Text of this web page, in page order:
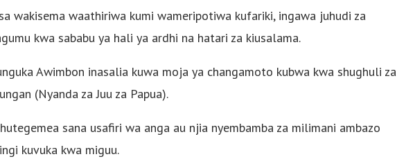
wakisema waathiriwa kumi wameripotiwa kufariki, ingawa juhudi za
kwa sababu ya hali ya ardhi na hatari za kiusalama.
Awimbon inasalia kuwa moja ya changamoto kubwa kwa shughuli za
(Nyanda za Juu za Papua).
sana usafiri wa anga au njia nyembamba za milimani ambazo
kuvuka kwa miguu.